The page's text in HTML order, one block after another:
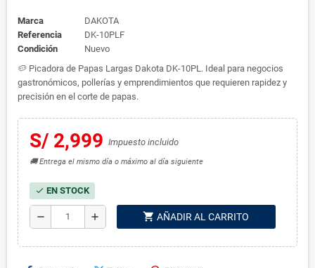
Marca
DAKOTA
Referencia
DK-10PLF
Condición
Nuevo
🥔 Picadora de Papas Largas Dakota DK-10PL. Ideal para negocios
gastronómicos, pollerías y emprendimientos que requieren rapidez y
precisión en el corte de papas.
S/ 2,999 Impuesto incluido
🚚 Entrega el mismo día o máximo al día siguiente
check EN STOCK
remove add shopping_cart AÑADIR AL CARRITO